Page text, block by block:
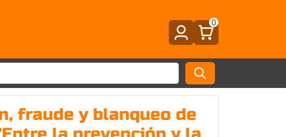
0
fraude y blanqueo de